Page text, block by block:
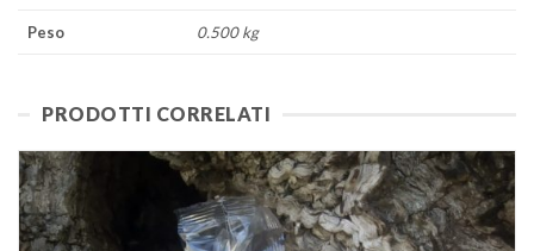
Peso 0.500 kg
PRODOTTI CORRELATI